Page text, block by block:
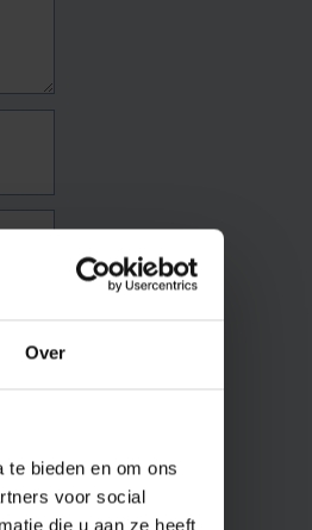
Over
bieden en om ons
voor social
die u aan ze heeft